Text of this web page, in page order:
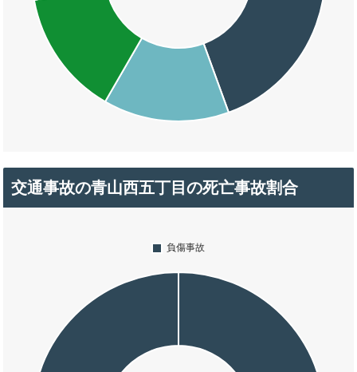
交通事故の青山西五丁目の死亡事故割合